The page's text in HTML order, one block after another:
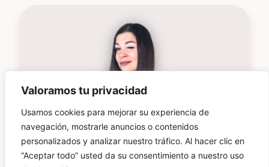
Valoramos tu privacidad
Usamos cookies para mejorar su experiencia de
navegación, mostrarle anuncios o contenidos
personalizados y analizar nuestro tráfico. Al hacer clic en
“Aceptar todo” usted da su consentimiento a nuestro uso